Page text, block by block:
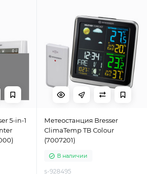
5-in-1
Метеостанция Bresser
ClimaTemp TB Сolour
(7007201)
В наличии
s-928495